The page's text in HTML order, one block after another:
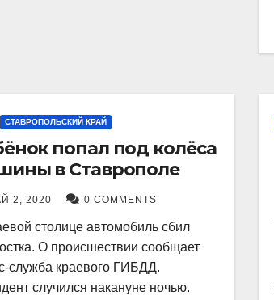
СТАВРОПОЛЬСКИЙ КРАЙ
попал под колёса
в Ставрополе
2, 2020 0 COMMENTS
столице автомобиль сбил
О происшествии сообщает
служба краевого ГИБДД.
случился накануне ночью.